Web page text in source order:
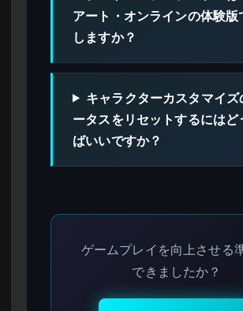
アート・オンラインの体験版
しますか？
キャラクターカスタマイズ
ータスをリセットするにはど
ばいいですか？
ゲームプレイを向上させる
できましたか？